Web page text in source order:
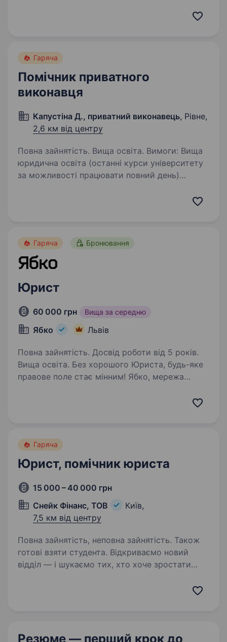
нам потрібні Ваші знання, вміння та навички!
Гаряча
Помічник приватного
виконавця
Капустіна Д., приватний виконавець, Рівне,
2,6 км від центру
Повна зайнятість. Вища освіта. Вимоги: Вища
юридична освіта (останні курси університету
за можливості працювати повний день)
Гаряча Бронювання
Юрист
60 000 грн Вища за середню
Ябко Львів
Повна зайнятість. Досвід роботи від 5 років.
Вища освіта. Без хорошого Юриста, будь-яке
правове поле стає мінним! Ябко, мережа
Гаряча
Юрист, помічник юриста
15 000 – 40 000 грн
Снейк Фінанс, ТОВ
Київ,
7,5 км від центру
Повна зайнятість, неповна зайнятість. Також
готові взяти студента. Відкриваємо новий
відділ — і шукаємо тих, хто хоче зростати
розширюватись! ТОВ «СНЕЙК ФІНАНС» шукає
Резюме — перший крок до